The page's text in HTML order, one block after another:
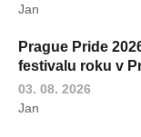
Jan
Prague Pride
festivalu roku v
03. 08. 2026
Jan